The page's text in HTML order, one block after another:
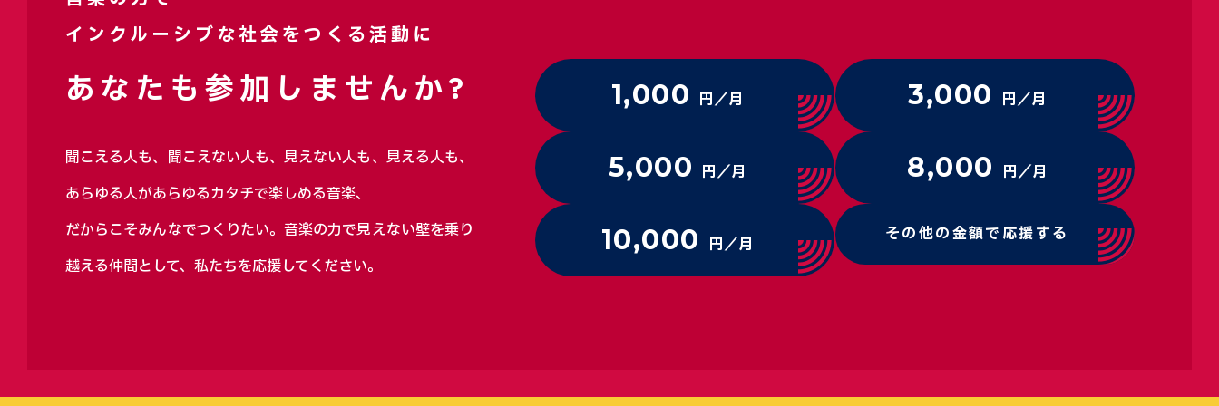
インクルーシブな社会をつくる活動に
あなたも参加しませんか?
聞こえる人も、聞こえない人も、見えない人も、見える人も、
あらゆる人があらゆるカタチで楽しめる音楽、
だからこそみんなでつくりたい。音楽の力で見えない壁を乗り
越える仲間として、私たちを応援してください。
1,000 円／月 3,000 円／月
5,000 円／月 8,000 円／月
10,000 円／月 その他の金額で応援する